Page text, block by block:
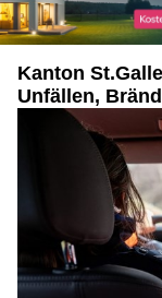
Kanton
Unfällen,